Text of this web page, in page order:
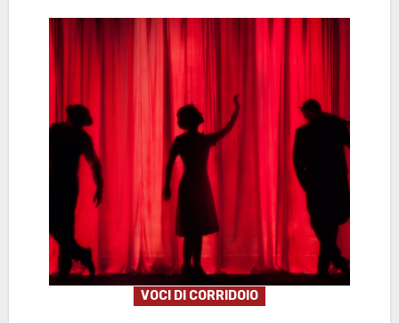
VOCI DI CORRIDOIO